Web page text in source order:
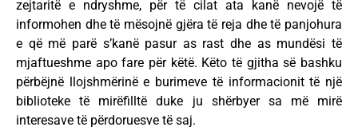
zejtaritë e ndryshme, për të cilat ata kanë nevojë të
informohen dhe të mësojnë gjëra të reja dhe të panjohura
e që më parë s’kanë pasur as rast dhe as mundësi të
mjaftueshme apo fare për këtë. Këto të gjitha së bashku
përbëjnë llojshmërinë e burimeve të informacionit të një
biblioteke të mirëfilltë duke ju shërbyer sa më mirë
interesave të përdoruesve të saj.